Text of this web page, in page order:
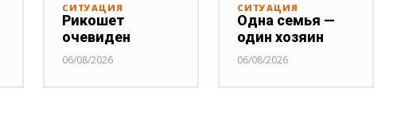
СИТУАЦИЯ
Рикошет
очевиден
06/08/2026
СИТУАЦИЯ
Одна семья —
один хозяин
06/08/2026